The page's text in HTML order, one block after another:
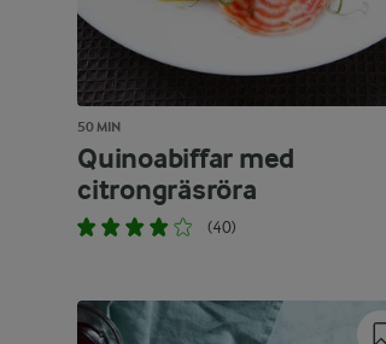
50 MIN
Quinoabiffar med
citrongräsröra
(40)